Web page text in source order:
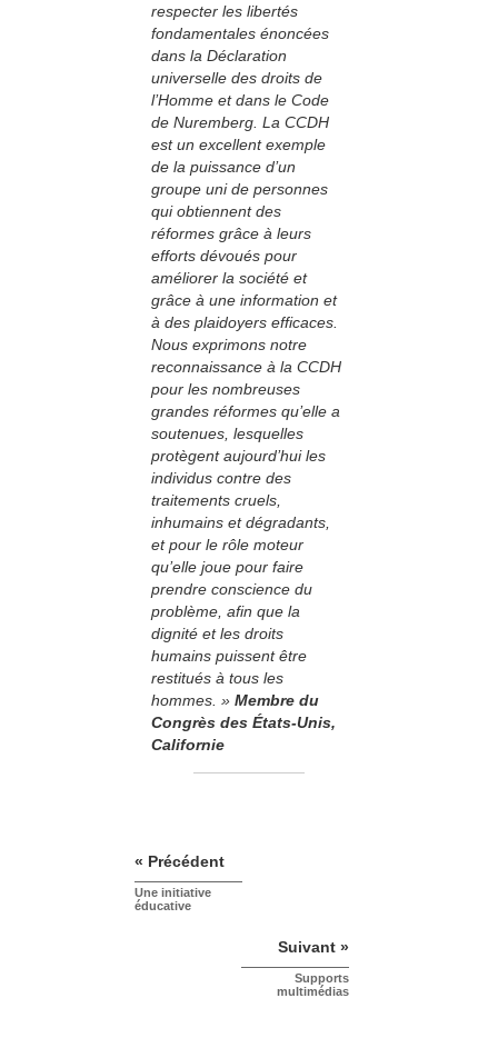
respecter les libertés
fondamentales énoncées
dans la Déclaration
universelle des droits de
l’Homme et dans le Code
de Nuremberg. La CCDH
est un excellent exemple
de la puissance d’un
groupe uni de personnes
qui obtiennent des
réformes grâce à leurs
efforts dévoués pour
améliorer la société et
grâce à une information et
à des plaidoyers efficaces.
Nous exprimons notre
reconnaissance à la CCDH
pour les nombreuses
grandes réformes qu’elle a
soutenues, lesquelles
protègent aujourd’hui les
individus contre des
traitements cruels,
inhumains et dégradants,
et pour le rôle moteur
qu’elle joue pour faire
prendre conscience du
problème, afin que la
dignité et les droits
humains puissent être
restitués à tous les
hommes. » Membre du
Congrès des États-Unis,
Californie
« Précédent
Une initiative
éducative
Suivant »
Supports
multimédias